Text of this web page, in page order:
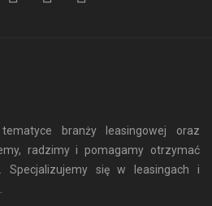
branży leasingowej oraz
radzimy i pomagamy otrzymać
Specjalizujemy się w leasingach i